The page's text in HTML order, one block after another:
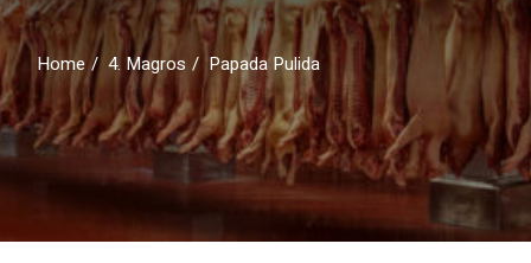
Home 4. Magros Papada Pulida